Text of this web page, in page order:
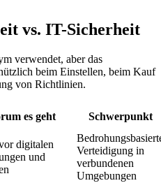
vs. IT-Sicherheit
verwendet, aber das
beim Einstellen, beim Kauf
von Richtlinien.
es geht Schwerpunkt
digitalen
und
Verteidigung in
verbundenen
Umgebungen